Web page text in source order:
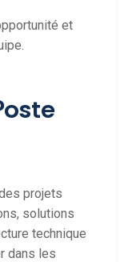
et
projets
solutions
technique
dans les